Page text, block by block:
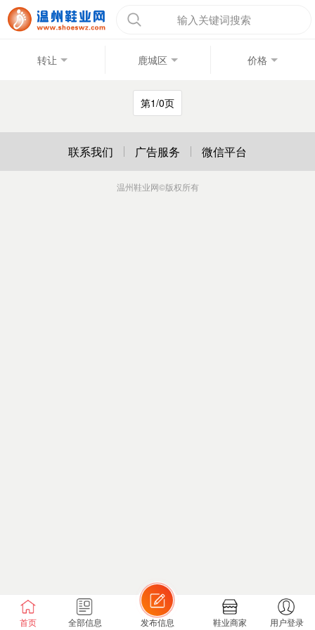
输入关键词搜索
转让 鹿城区 价格
第1/0页
首页 全部信息 发布信息 鞋业商家 用户登录
联系我们 广告服务 微信平台
温州鞋业网©版权所有